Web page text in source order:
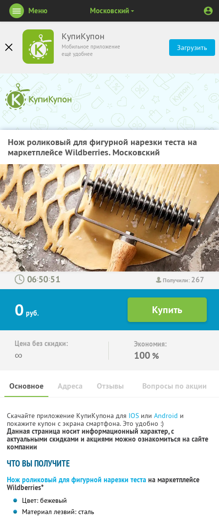
КупиКупон
Мобильное приложение
ещё удобнее
Загрузить
Меню Московский
Нож роликовый для фигурной нарезки теста на
маркетплейсе Wildberries. Московский
Получили: 267
: :
0 руб.
Цена без скидки:
∞
Экономия:
100 %
Основное Отзывы Вопросы по акции
Адреса
Скачайте приложение КупиКупона для IOS или Android и
покажите купон с экрана смартфона. Это удобно :)
Данная страница носит информационный характер, с
актуальными скидками и акциями можно ознакомиться на сайте
компании
ЧТО ВЫ ПОЛУЧИТЕ
Нож роликовый для фигурной нарезки теста на маркетплейсе
Wildberries*
Цвет: бежевый
Материал лезвий: сталь